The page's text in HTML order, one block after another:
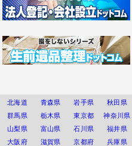
北海道 青森県 岩手県 秋田県
群馬県
栃木県 東京都 神奈川県
山梨県
富山県 石川県 福井県
大阪府
滋賀県 京都府 兵庫県